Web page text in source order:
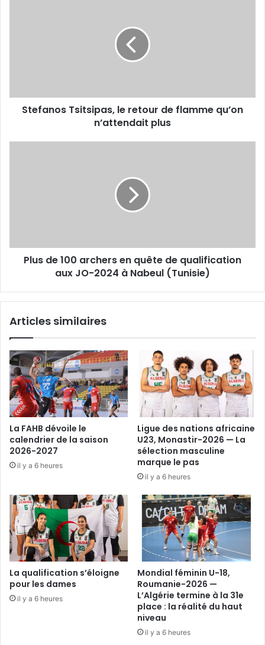
plus
Stefanos Tsitsipas, le retour de flamme qu’on
n’attendait plus
aux
Plus de 100 archers en quête de qualification
aux JO-2024 à Nabeul (Tunisie)
Articles similaires
La FAHB dévoile le
calendrier de la saison
2026-2027
il y a 6 heures
Ligue des nations africaine
U23, Monastir-2026 — La
sélection masculine
marque le pas
il y a 6 heures
La qualification s’éloigne
pour les dames
il y a 6 heures
Mondial féminin U-18,
Roumanie-2026 —
L’Algérie termine à la 31e
place : la réalité du haut
niveau
il y a 6 heures